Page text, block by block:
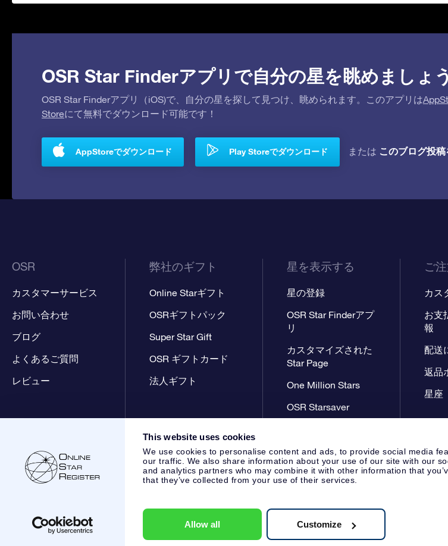
This website uses cookies
We use cookies to personalise content and ads, to provide social media
our traffic. We also share information about your use of our site with our
and analytics partners who may combine it with other information that
that they’ve collected from your use of their services.
Allow all Customize
OSR Star Finderアプリで自分の星を眺めましょ
OSR Star Finderアプリ（iOS)で、自分の星を探して見つけ、眺められます。このアプリは
Storeにて無料でダウンロード可能です！
AppStoreでダウンロード Play Storeでダウンロード または このブログ投稿
OSR
カスタマーサービス
お問い合わせ
ブログ
よくあるご質問
レビュー
弊社のギフト
Online Starギフト
OSRギフトパック
Super Star Gift
OSR ギフトカード
法人ギフト
星を表示する
星の登録
OSR Star Finderアプ
リ
カスタマイズされた
Star Page
One Million Stars
OSR Starsaver
ご
カス
お支
報
配送
返品
星座
カスタマーサービス:
KVK: 60333553, VAT: NL 8538.62.722B01